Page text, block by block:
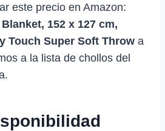
este precio en Amazon:
152 x 127 cm,
Touch Super Soft Throw a
a la lista de chollos del